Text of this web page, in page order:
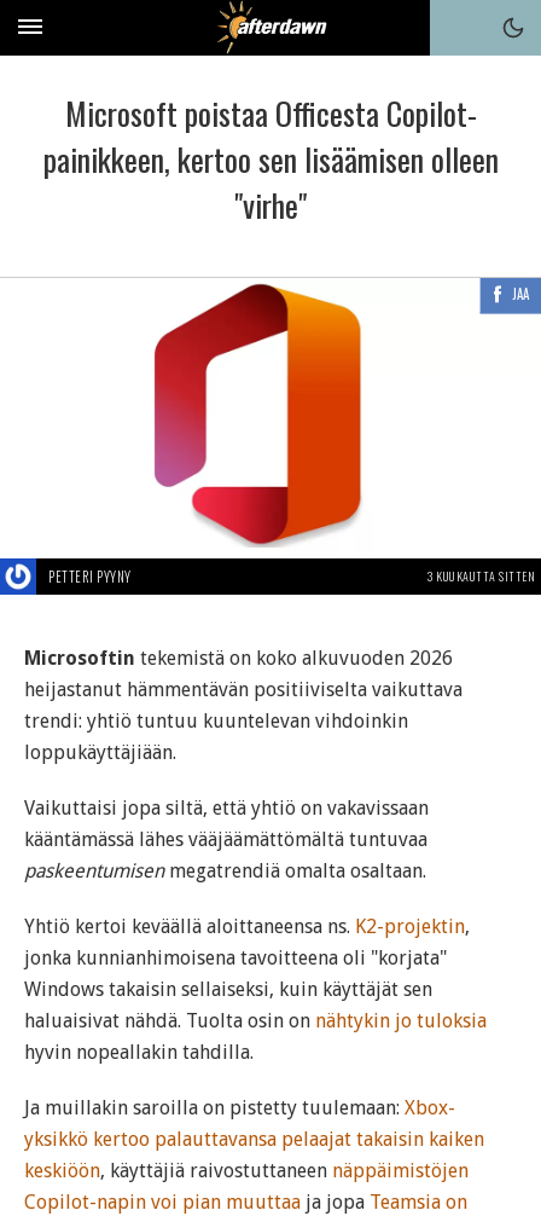
Microsoft poistaa Officesta Copilot-
painikkeen, kertoo sen lisäämisen olleen
"virhe"
JAA
PETTERI PYYNY 3 KUUKAUTTA SITTEN
Microsoftin tekemistä on koko alkuvuoden 2026
heijastanut hämmentävän positiiviselta vaikuttava
trendi: yhtiö tuntuu kuuntelevan vihdoinkin
loppukäyttäjiään.
Vaikuttaisi jopa siltä, että yhtiö on vakavissaan
kääntämässä lähes vääjäämättömältä tuntuvaa
paskeentumisenmegatrendiä omalta osaltaan.
Yhtiö kertoi keväällä aloittaneensa ns. K2-projektin,
jonka kunnianhimoisena tavoitteena oli "korjata"
Windows takaisin sellaiseksi, kuin käyttäjät sen
haluaisivat nähdä. Tuolta osin on nähtykin jo tuloksia
hyvin nopeallakin tahdilla.
Ja muillakin saroilla on pistetty tuulemaan: Xbox-
yksikkö kertoo palauttavansa pelaajat takaisin kaiken
keskiöön, käyttäjiä raivostuttaneen näppäimistöjen
Copilot-napin voi pian muuttaa ja jopa Teamsia on